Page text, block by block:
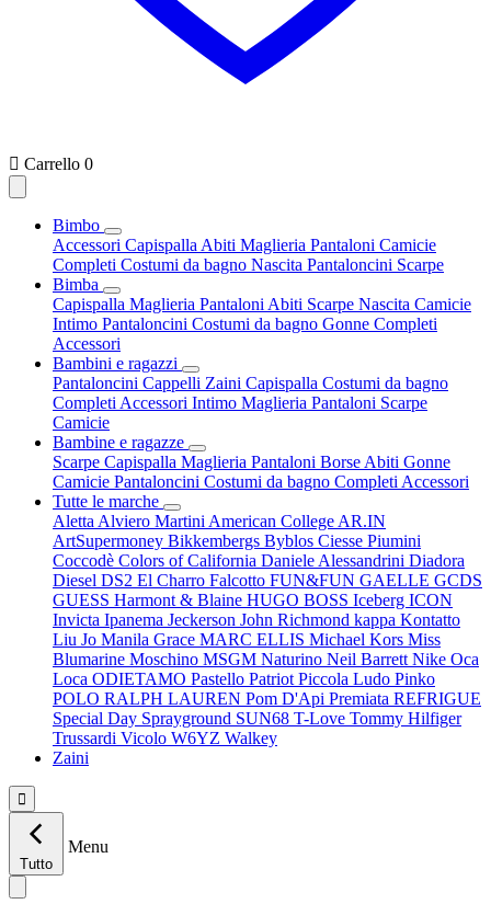
 Carrello 0
Bimbo
Accessori Capispalla Abiti Maglieria Pantaloni Camicie
Completi Costumi da bagno Nascita Pantaloncini Scarpe
Bimba
Capispalla Maglieria Pantaloni Abiti Scarpe Nascita Camicie
Intimo Pantaloncini Costumi da bagno Gonne Completi
Accessori
Bambini e ragazzi
Pantaloncini Cappelli Zaini Capispalla Costumi da bagno
Completi Accessori Intimo Maglieria Pantaloni Scarpe
Camicie
Bambine e ragazze
Scarpe Capispalla Maglieria Pantaloni Borse Abiti Gonne
Camicie Pantaloncini Costumi da bagno Completi Accessori
Tutte le marche
Aletta Alviero Martini American College AR.IN
ArtSupermoney Bikkembergs Byblos Ciesse Piumini
Coccodè Colors of California Daniele Alessandrini Diadora
Diesel DS2 El Charro Falcotto FUN&FUN GAELLE GCDS
GUESS Harmont & Blaine HUGO BOSS Iceberg ICON
Invicta Ipanema Jeckerson John Richmond kappa Kontatto
Liu Jo Manila Grace MARC ELLIS Michael Kors Miss
Blumarine Moschino MSGM Naturino Neil Barrett Nike Oca
Loca ODIETAMO Pastello Patriot Piccola Ludo Pinko
POLO RALPH LAUREN Pom D'Api Premiata REFRIGUE
Special Day Sprayground SUN68 T-Love Tommy Hilfiger
Trussardi Vicolo W6YZ Walkey
Zaini

Tutto
Menu